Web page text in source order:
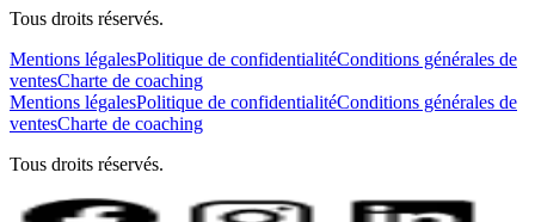
Tous droits réservés.
Mentions légalesPolitique de confidentialitéConditions générales de
ventesCharte de coaching
Mentions légalesPolitique de confidentialitéConditions générales de
ventesCharte de coaching
Tous droits réservés.